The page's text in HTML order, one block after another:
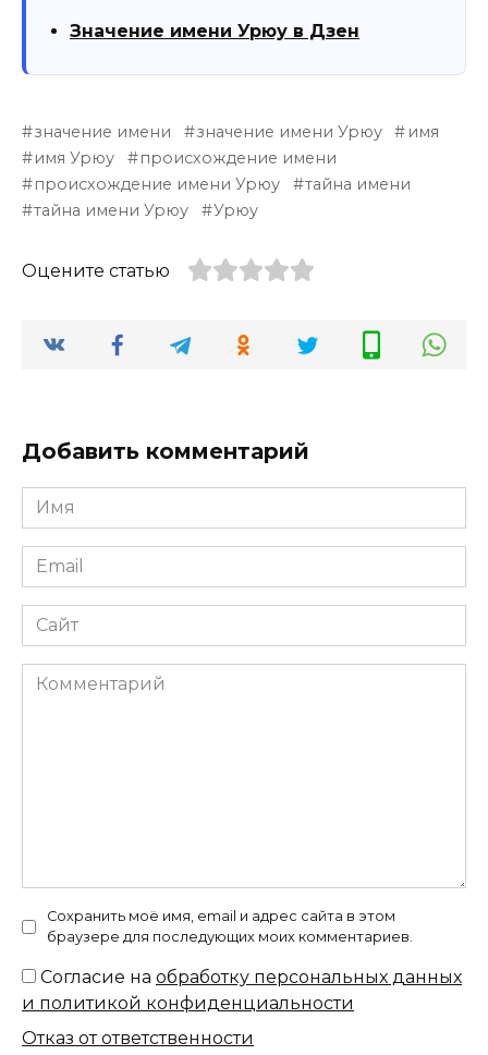
Значение имени Урюу в Дзен
значение имени значение имени Урюу
имя
имя Урюу
происхождение имени
происхождение имени Урюу
тайна имени
тайна имени Урюу
Урюу
Оцените статью
Добавить комментарий
Имя
*
Email
*
Сайт
Комментарий
Сохранить моё имя, email и адрес сайта в этом
браузере для последующих моих комментариев.
Согласие на обработку персональных данных
и политикой конфиденциальности
Отказ от ответственности